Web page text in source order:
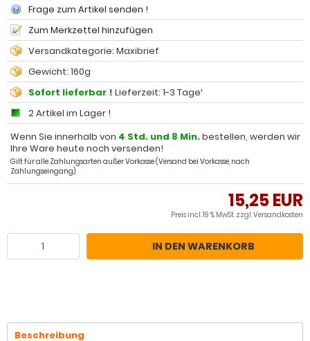
Frage zum Artikel senden !
Zum Merkzettel hinzufügen
Versandkategorie: Maxibrief
Gewicht: 160g
Sofort lieferbar ! Lieferzeit: 1-3 Tage¹
2 Artikel im Lager !
Wenn Sie innerhalb von 4 Std. und 8 Min.bestellen, werden wir
Ihre Ware heute noch versenden!
Gilt für alle Zahlungsarten außer Vorkasse (Versand bei Vorkasse, nach
Zahlungseingang).
15,25 EUR
Preis incl. 19 % MwSt. zzgl.Versandkosten
IN DEN WARENKORB
Beschreibung